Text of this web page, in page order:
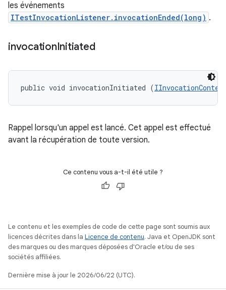
les événements
ITestInvocationListener.invocationEnded(long) .
invocationInitiated
public void invocationInitiated (
Rappel lorsqu'un appel est lancé. Cet appel est effectué
avant la récupération de toute version.
Ce contenu vous a-t-il été utile ?
Le contenu et les exemples de code de cette page sont soumis aux
licences décrites dans la Licence de contenu. Java et OpenJDK sont
des marques ou des marques déposées d'Oracle et/ou de ses
sociétés affiliées.
Dernière mise à jour le 2026/06/22 (UTC).